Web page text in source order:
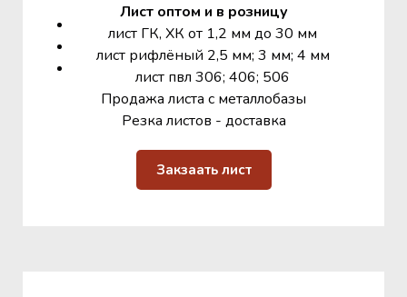
Лист оптом и в розницу
лист ГК, ХК от 1,2 мм до 30 мм
лист рифлёный 2,5 мм; 3 мм; 4 мм
лист пвл 306; 406; 506
Продажа листа с металлобазы
Резка листов - доставка
Закзаать лист